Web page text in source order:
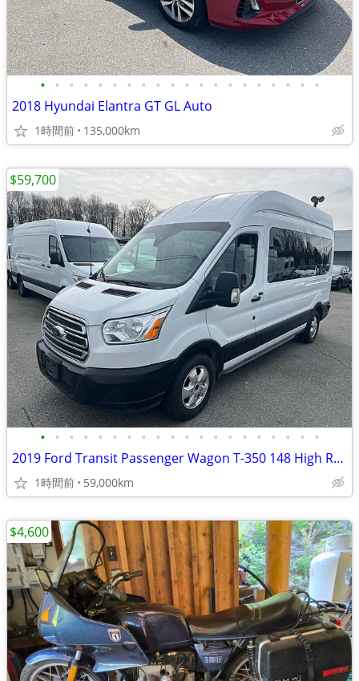
• • • • • • • • • • • • • • • • • • • •
2018 Hyundai Elantra GT GL Auto
1時間前 135,000km
• • • • • • • • • • • • • • • • • • • •
2019 Ford Transit Passenger Wagon T-350 148 High Roof XLT Sliding RH D
1時間前 59,000km
$59,700
$4,600